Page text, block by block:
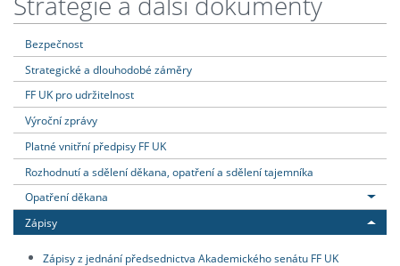
Bezpečnost
Strategické a dlouhodobé záměry
FF UK pro udržitelnost
Výroční zprávy
Platné vnitřní předpisy FF UK
Rozhodnutí a sdělení děkana, opatření a sdělení tajemníka
Opatření děkana
Zápisy
Zápisy z jednání předsednictva Akademického senátu FF UK